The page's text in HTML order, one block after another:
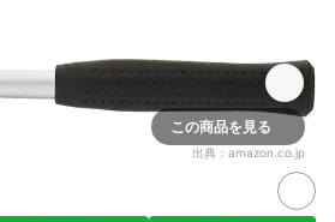
この商品を見る
出典： amazon.co.jp